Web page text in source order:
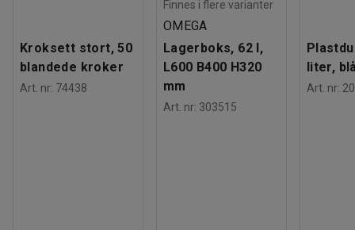
Du kan enkelt justere høyden på hyllene med intervaller på
Husk å velge påbyggseksjon med samme dybde som
grunnseksjonen. Hvis du trenger mer oppbevaringsplass,
kan du supplere med flere forlengelsesseksjoner eller
Maksbelastning hylle (jevnt fordelt)
Beregnet håndteringstid/person
Min
Montering: Leveres umontert
Kroksett stort, 50
blandede kroker
Art. nr: 74438
Finnes i flere varianter
OMEGA
Lagerboks, 62 l,
L600 B400 H320
mm
Art. nr: 303515
liter,
Art. nr: